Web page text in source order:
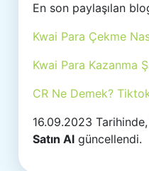
En son paylaşılan
Kwai Para Çekme
Kwai Para Kazanma
CR Ne Demek?
16.09.2023
Satın Al güncellendi.